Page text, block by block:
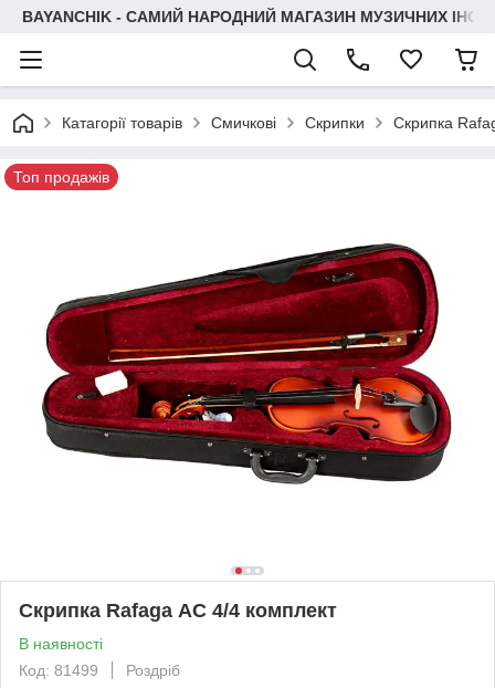
BAYANCHIK - САМИЙ НАРОДНИЙ МАГАЗИН МУЗИЧНИХ
Катагорії товарів Смичкові Скрипки Скрипка
Топ продажів
Скрипка Rafaga АС 4/4 комплект
В наявності
Код: 81499
Роздріб